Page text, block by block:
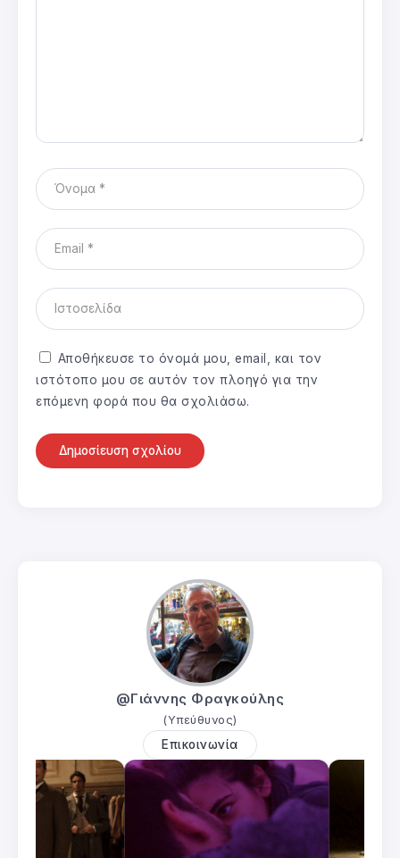
Αποθήκευσε το όνομά μου, email, και τον
ιστότοπο μου σε αυτόν τον πλοηγό για την
επόμενη φορά που θα σχολιάσω.
@Γιάννης Φραγκούλης
(Υπεύθυνος)
Επικοινωνία